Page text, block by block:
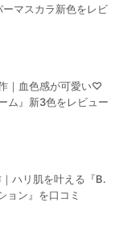
マスカラ新色をレビ
｜血色感が可愛い♡
ム』新3色をレビュー
ハリ肌を叶える『B.
ョン』を口コミ